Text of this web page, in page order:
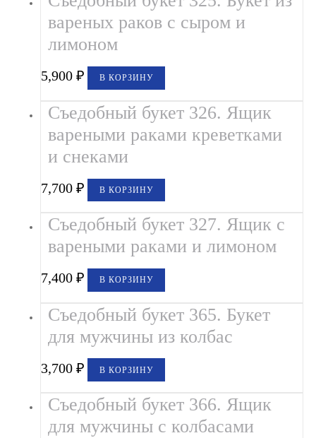
Доставка
Фото работ
вареных раков с сыром и
лимоном
5,900₽ В КОРЗИНУ
Съедобный букет 326. Ящик
вареными раками креветками
и снеками
7,700₽ В КОРЗИНУ
Съедобный букет 327. Ящик с
вареными раками и лимоном
7,400₽ В КОРЗИНУ
Съедобный букет 365. Букет
для мужчины из колбас
3,700₽ В КОРЗИНУ
Съедобный букет 366. Ящик
для мужчины с колбасами